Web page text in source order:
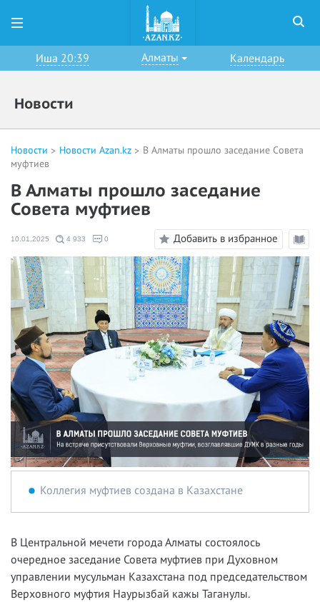
Иша 20:39 Алматы Календарь
Новости
Новости Новости Azan.kz
В Алматы прошло заседание Совета
муфтиев
В Алматы прошло заседание
Совета муфтиев
10.01.2025 4 933 0
Добавить в избранное
Коллегия муфтиев создана в Казахстане
В Центральной мечети города Алматы состоялось
очередное заседание Совета муфтиев при Духовном
управлении мусульман Казахстана под председательством
Верховного муфтия Наурызбай кажы Таганулы.